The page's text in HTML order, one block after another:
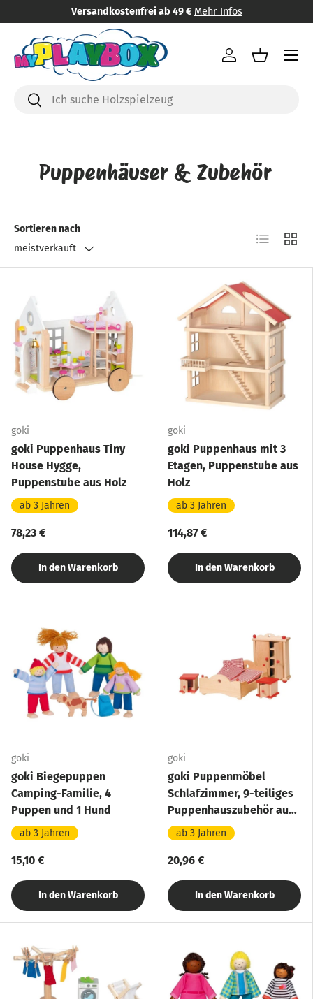
Direkt zum Inhalt
Versandkostenfrei ab 49 € Mehr Infos
Suchen
Suchen
Einloggen
Menü
Puppenhäuser & Zubehör
Sortieren nach
meistverkauft
goki
goki Puppenhaus Tiny
House Hygge,
Puppenstube aus Holz
ab 3 Jahren
78,23 €
In den Warenkorb
goki
goki Puppenhaus mit 3
Etagen, Puppenstube aus
Holz
ab 3 Jahren
114,87 €
In den Warenkorb
goki
goki Biegepuppen
Camping-Familie, 4
Puppen und 1 Hund
ab 3 Jahren
15,10 €
In den Warenkorb
goki
goki Puppenmöbel
Schlafzimmer, 9-teiliges
Puppenhauszubehör aus
Holz
ab 3 Jahren
20,96 €
In den Warenkorb